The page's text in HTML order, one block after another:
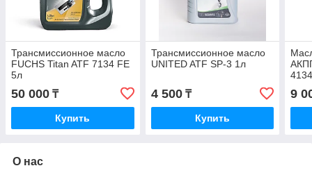
Трансмиссионное масло
FUCHS Titan ATF 7134 FE
5л
50 000 ₸
Купить
Трансмиссионное масло
UNITED ATF SP-3 1л
4 500₸
Купить
9
О нас